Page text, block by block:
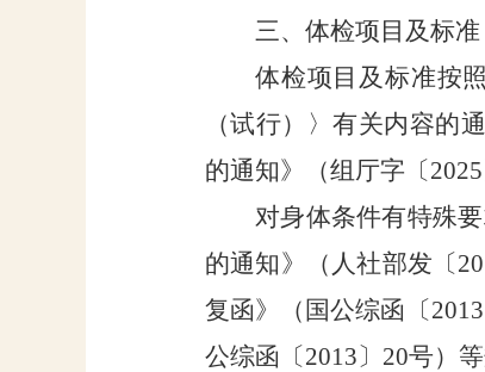
三、体检项目及标准
体检项目及标准按
（试行）〉有关内容的
的通知》（组厅字 〔2025
对身体条件有特殊
的通知》（人社部发〔
复函》（国公综函〔2013
公综函〔2013〕 20号）等